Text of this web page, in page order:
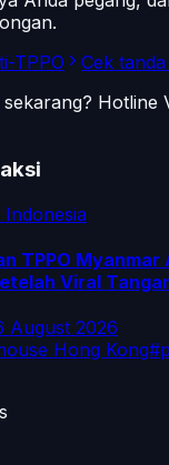
TPPO
Cek
Hotline
TPPO Myanmar
Viral
August 2026
Hong Kong#